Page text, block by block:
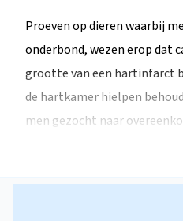
Proeven op dieren waarbij
onderbond, wezen erop dat
grootte van een hartinfarct
de hartkamer hielpen
men gezocht naar